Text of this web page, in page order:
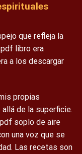
que refleja la
libro era
a los descargar
propias
de la superficie.
soplo de aire
una voz que se
Las recetas son